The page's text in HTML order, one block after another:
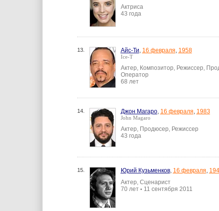
Актриса
43 года
13. Айс-Ти, 16 февраля, 1958
Ice-T
Актер, Композитор, Режиссер,
Оператор
68 лет
14. Джон Магаро, 16 февраля, 1983
John Magaro
Актер, Продюсер, Режиссер
43 года
15. Юрий Кузьменков, 16 февраля,
Актер, Сценарист
70 лет • 11 сентября 2011